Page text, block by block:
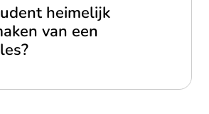
heimelijk
van een